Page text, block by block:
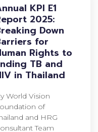
KPI E1
2025:
Down
for
Rights to
TB and
in Thailand
World Vision
of
and HRG
Team